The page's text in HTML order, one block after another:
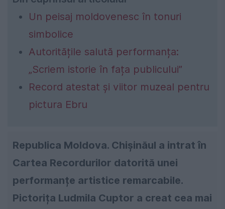
Un peisaj moldovenesc în tonuri
simbolice
Autoritățile salută performanța:
„Scriem istorie în fața publicului”
Record atestat și viitor muzeal pentru
pictura Ebru
Republica Moldova. Chișinăul a intrat în
Cartea Recordurilor datorită unei
performanțe artistice remarcabile.
Pictorița Ludmila Cuptor a creat cea mai